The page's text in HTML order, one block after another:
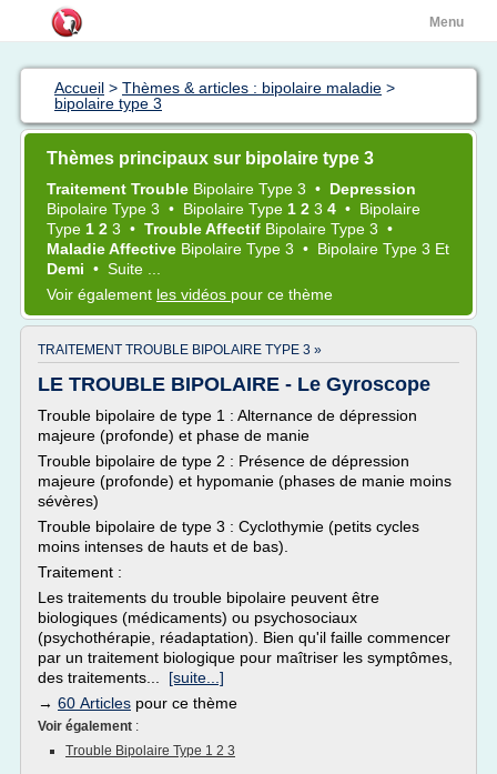
Menu
Accueil > Thèmes & articles : bipolaire maladie >
bipolaire type 3
Thèmes principaux sur bipolaire type 3
Traitement Trouble Bipolaire Type 3 • Depression
Bipolaire Type 3 • Bipolaire Type 1 2 3 4 • Bipolaire
Type 1 2 3 • Trouble Affectif Bipolaire Type 3 •
Maladie Affective Bipolaire Type 3 • Bipolaire Type 3 Et
Demi • Suite ...
Voir également les vidéos pour ce thème
TRAITEMENT TROUBLE BIPOLAIRE TYPE 3 »
LE TROUBLE BIPOLAIRE - Le Gyroscope
Trouble bipolaire de type 1 : Alternance de dépression
majeure (profonde) et phase de manie
Trouble bipolaire de type 2 : Présence de dépression
majeure (profonde) et hypomanie (phases de manie moins
sévères)
Trouble bipolaire de type 3 : Cyclothymie (petits cycles
moins intenses de hauts et de bas).
Traitement :
Les traitements du trouble bipolaire peuvent être
biologiques (médicaments) ou psychosociaux
(psychothérapie, réadaptation). Bien qu'il faille commencer
par un traitement biologique pour maîtriser les symptômes,
des traitements... [suite...]
→ 60 Articles pour ce thème
Voir également :
Trouble Bipolaire Type 1 2 3